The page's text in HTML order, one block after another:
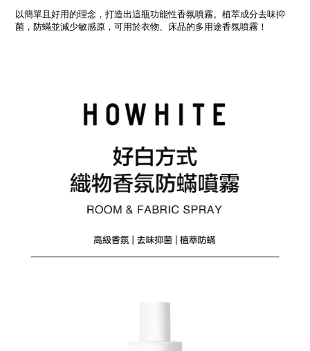
以簡單且好用的理念，打造出這瓶功能性香氛噴霧。植萃成分去味抑
菌，防蟎並減少敏感原，可用於衣物、床品的多用途香氛噴霧！